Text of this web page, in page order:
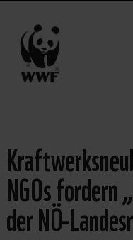
NGOs fordern
der NÖ-